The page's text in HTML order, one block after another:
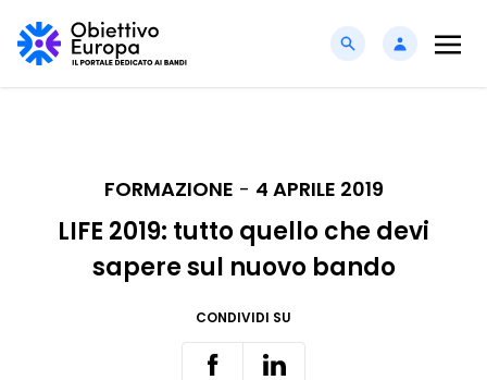
FORMAZIONE - 4 APRILE 2019
LIFE 2019: tutto quello che devi
sapere sul nuovo bando
CONDIVIDI SU